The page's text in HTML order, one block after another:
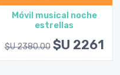
Móvil musical noche
estrellas
$U 2380.00 $U 2261